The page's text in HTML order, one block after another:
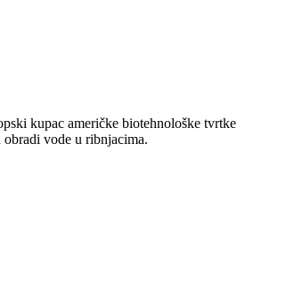
kupac američke biotehnološke tvrtke
vode u ribnjacima.